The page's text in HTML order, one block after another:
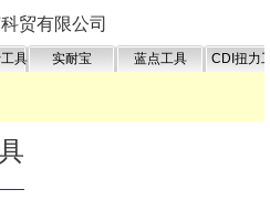
科贸有限公司
具 实耐宝 蓝点工具 CDI扭力